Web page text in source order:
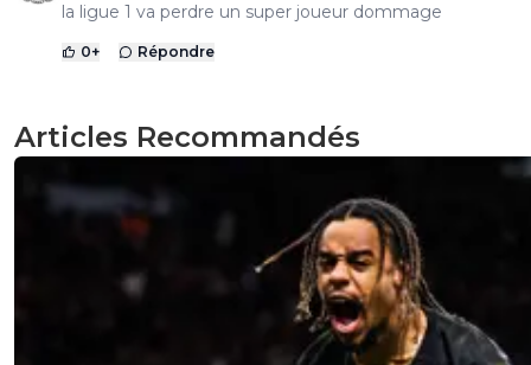
la ligue 1 va perdre un super joueur dommage
0+ Répondre
Articles Recommandés